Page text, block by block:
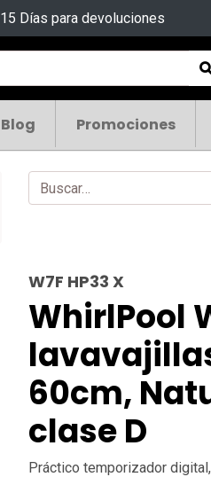
15 Días para devoluciones
Blog Promociones
W7F HP33 X
WhirlPool
60cm,
clase D
Práctico temporizador